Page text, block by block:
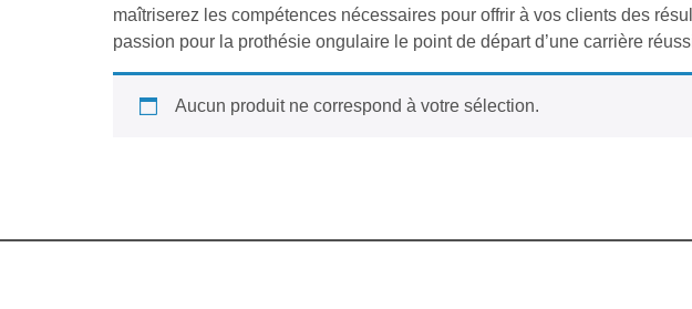
maîtriserez les compétences nécessaires pour offrir à vos clients des
passion pour la prothésie ongulaire le point de départ d’une carrière
Aucun produit ne correspond à votre sélection.